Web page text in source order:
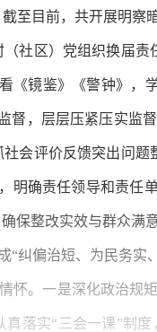
至目前，共开展明
社区）党组织换届
《镜鉴》《警钟》
督，层层压紧压实监
会评价反馈突出问
明确责任领导和责任
保整改实效与群众满意
“纠偏治短、为民务实
怀。一是深化政治
落实“三会一课”制